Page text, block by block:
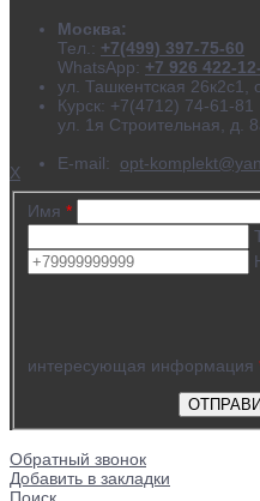
Москва:
Тел.: +7(499) 397-75-60
WhatsApp: +7 926 422-
ул. Ташкентская 26к2с1,
Курск: +7(4712) 74-61-81
ул. 1я Строительная, д.
E-mail: opt-
X
Имя *
интересующая информация
Обратный звонок
Добавить в закладки